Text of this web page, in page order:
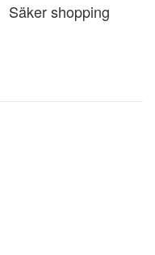
Säker shopping